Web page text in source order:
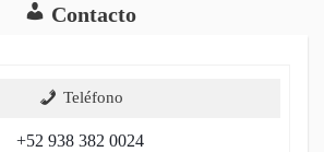
Contacto
Teléfono
+52 938 382 0024